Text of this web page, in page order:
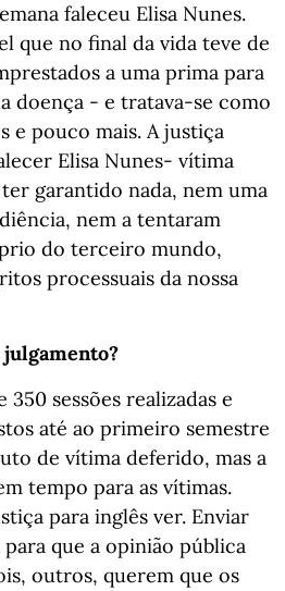
faleceu Elisa Nunes.
que no final da vida teve de
a uma prima para
doença - e tratava-se como
e pouco mais. A justiça
Elisa Nunes- vítima
garantido nada, nem uma
nem a tentaram
do terceiro mundo,
processuais da nossa
350 sessões realizadas e
até ao primeiro semestre
de vítima deferido, mas a
tempo para as vítimas.
para inglês ver. Enviar
que a opinião pública
outros, querem que os